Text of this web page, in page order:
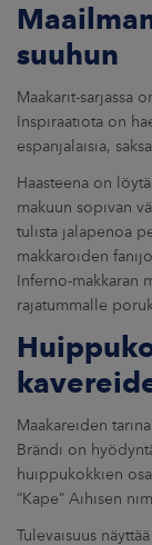
suuhun
Maakarit-sarjassa
Inspiraatiota on
espanjalaisia,
Haasteena on
makuun sopivan
tulista jalapenoa
makkaroiden
Inferno-makkaran
rajatummalle
Maakareiden
Brändi on
huippukokkien
”Kape” Aihisen
Tulevaisuus